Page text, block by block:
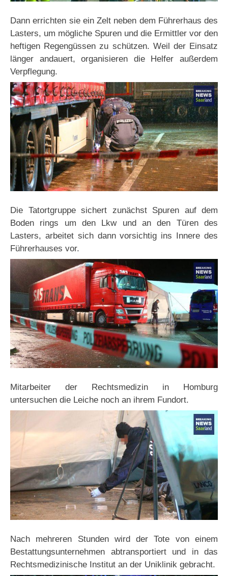
Dann errichten sie ein Zelt neben dem Führerhaus des
Lasters, um mögliche Spuren und die Ermittler vor den
heftigen Regengüssen zu schützen. Weil der Einsatz
länger andauert, organisieren die Helfer außerdem
Verpflegung.
Die Tatortgruppe sichert zunächst Spuren auf dem
Boden rings um den Lkw und an den Türen des
Lasters, arbeitet sich dann vorsichtig ins Innere des
Führerhauses vor.
Mitarbeiter der Rechtsmedizin in Homburg
untersuchen die Leiche noch an ihrem Fundort.
Nach mehreren Stunden wird der Tote von einem
Bestattungsunternehmen abtransportiert und in das
Rechtsmedizinische Institut an der Uniklinik gebracht.